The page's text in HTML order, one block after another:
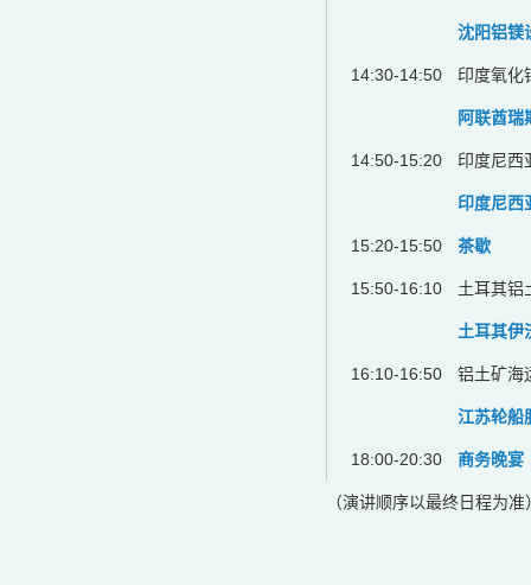
沈阳铝镁
14:30-14:50 印度氧化
阿联酋瑞
14:50-15:20 印度尼西
印度尼西
15:20-15:50 茶歇
15:50-16:10 土耳其铝
土耳其伊
16:10-16:50 铝土矿海
江苏轮船
18:00-20:30 商务晚宴
（演讲顺序以最终日程为准